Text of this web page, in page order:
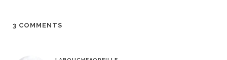
3 COMMENTS